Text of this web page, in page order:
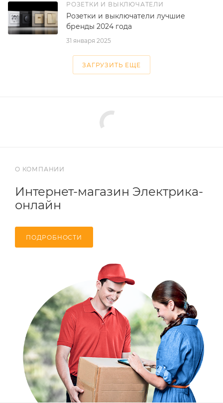
РОЗЕТКИ И ВЫКЛЮЧАТЕЛИ
31 января 2025
Розетки и выключатели лучшие
бренды 2024 года
ЗАГРУЗИТЬ ЕЩЕ
О КОМПАНИИ
Интернет-магазин Электрика-
онлайн
ПОДРОБНОСТИ